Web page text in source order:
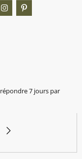
7 jours par